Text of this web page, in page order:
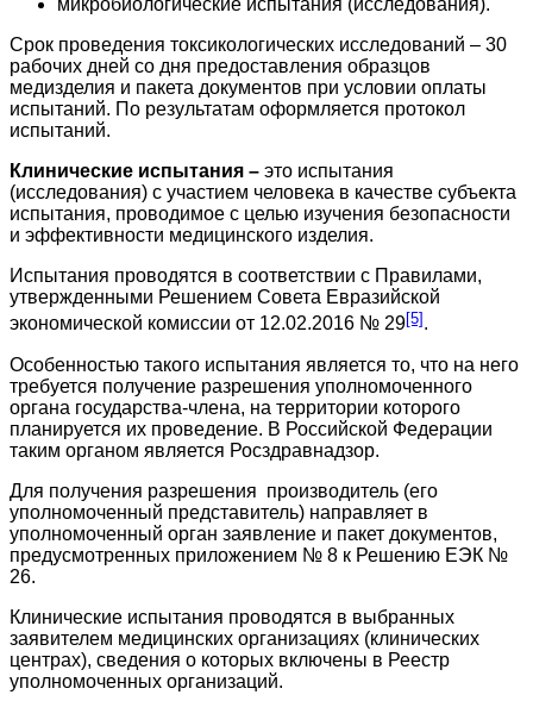
микробиологические испытания (исследования).
Срок проведения токсикологических исследований – 30
рабочих дней со дня предоставления образцов
медизделия и пакета документов при условии оплаты
испытаний. По результатам оформляется протокол
испытаний.
Клинические испытания – это испытания
(исследования) с участием человека в качестве субъекта
испытания, проводимое с целью изучения безопасности
и эффективности медицинского изделия.
Испытания проводятся в соответствии с Правилами,
утвержденными Решением Совета Евразийской
экономической комиссии от 12.02.2016 № 29[5].
Особенностью такого испытания является то, что на него
требуется получение разрешения уполномоченного
органа государства-члена, на территории которого
планируется их проведение. В Российской Федерации
таким органом является Росздравнадзор.
Для получения разрешения производитель (его
уполномоченный представитель) направляет в
уполномоченный орган заявление и пакет документов,
предусмотренных приложением № 8 к Решению ЕЭК №
26.
Клинические испытания проводятся в выбранных
заявителем медицинских организациях (клинических
центрах), сведения о которых включены в Реестр
уполномоченных организаций.